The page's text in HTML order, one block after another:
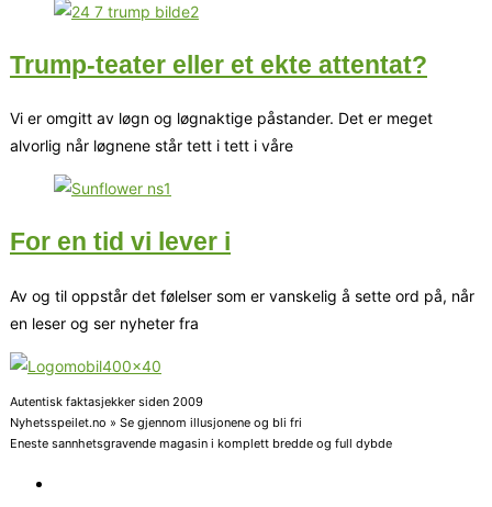
Trump-teater eller et ekte attentat?
Vi er omgitt av løgn og løgnaktige påstander. Det er meget
alvorlig når løgnene står tett i tett i våre
For en tid vi lever i
Av og til oppstår det følelser som er vanskelig å sette ord på, når
en leser og ser nyheter fra
Autentisk faktasjekker siden 2009
Nyhetsspeilet.no » Se gjennom illusjonene og bli fri
Eneste sannhetsgravende magasin i komplett bredde og full dybde